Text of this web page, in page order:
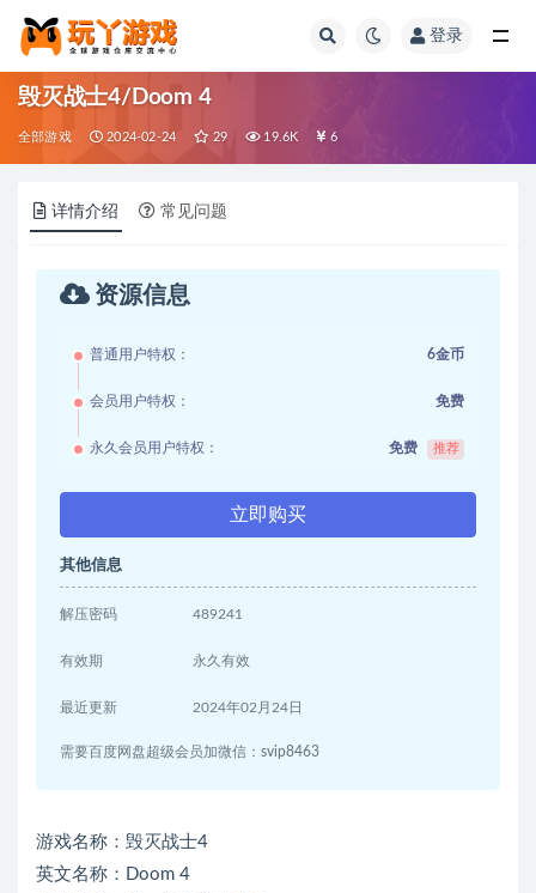
登录
毁灭战士4/Doom 4
全部游戏 2024-02-24 29 19.6K 6
详情介绍 常见问题
资源信息
普通用户特权： 6金币
会员用户特权： 免费
永久会员用户特权： 免费 推荐
立即购买
其他信息
解压密码 489241
有效期 永久有效
最近更新 2024年02月24日
需要百度网盘超级会员加微信：svip8463
游戏名称：毁灭战士4
英文名称：Doom 4